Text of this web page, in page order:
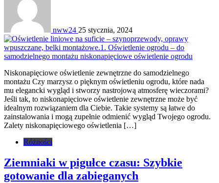
nww24 25 stycznia, 2024
Niskonapięciowe oświetlenie zewnętrzne do samodzielnego
montażu Czy marzysz o pięknym oświetleniu ogrodu, które nada
mu elegancki wygląd i stworzy nastrojową atmosferę wieczorami?
Jeśli tak, to niskonapięciowe oświetlenie zewnętrzne może być
idealnym rozwiązaniem dla Ciebie. Takie systemy są łatwe do
zainstalowania i mogą zupełnie odmienić wygląd Twojego ogrodu.
Zalety niskonapięciowego oświetlenia […]
Różności
Ziemniaki w pigułce czasu: Szybkie
gotowanie dla zabieganych